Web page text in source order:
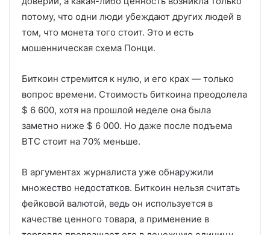
потому, что одни люди убеждают других людей в
том, что монета того стоит. Это и есть
мошенническая схема Понци.
Биткоин стремится к нулю, и его крах — только
вопрос времени. Стоимость биткоина преодолела
$ 6 600, хотя на прошлой неделе она была
заметно ниже $ 6 000. Но даже после подъема
BTC стоит на 70% меньше.
В аргументах журналиста уже обнаружили
множество недостатков. Биткоин нельзя считать
фейковой валютой, ведь он используется в
качестве ценного товара, а применение в